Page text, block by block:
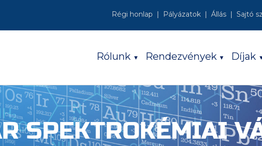
Régi honlap Pályázatok Állás Sajtó
Rólunk Rendezvények Díjak
SPEKTROKÉMIAI